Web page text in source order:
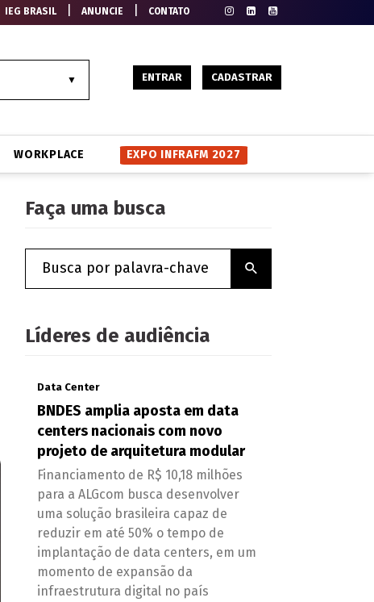
IEG BRASIL|ANUNCIE CONTATO
ENTRAR CADASTRAR
WORKPLACE EXPO INFRAFM 2027
Faça uma busca
Líderes de audiência
Data Center
BNDES amplia aposta em data
centers nacionais com novo
projeto de arquitetura modular
Financiamento de R$ 10,18 milhões
para a ALGcom busca desenvolver
uma solução brasileira capaz de
reduzir em até 50% o tempo de
implantação de data centers, em um
momento de expansão da
infraestrutura digital no país